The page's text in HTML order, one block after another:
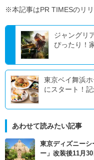
※本記事はPR TIMESのリ
ジャングリ
ぴったり！
東京ベイ舞浜
にスタート！記
あわせて読みたい記事
東京ディズニー
ー」改装後11月